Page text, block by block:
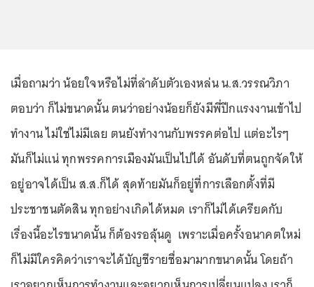
เมื่อถามว่า น้อยใจหรือไม่ที่ลำดับตัวเองหล่น น.ส.วรรณวิภา
ตอบว่า ก็ไม่ขนาดนั้น ตนว่าอย่างน้อยก็ยังมีพี่ปีกแรงงานเข้าไป
ทำงาน ไม่ใช่ไม่มีเลย ตนยังทำงานกับพรรคต่อไป แต่อะไรๆ
มันก็ไม่แน่ ทุกพรรคการเมืองมันเป็นไปได้ อันดับที่ตนถูกจัดให้
อยู่อาจได้เป็น ส.ส.ก็ได้ สุดท้ายมันก็อยู่ที่การเลือกตั้งที่มี
ประชาชนตัดสิน ทุกอย่างเกิดได้หมด เราก็ไม่ได้เครียดกับ
เรื่องนี้อะไรขนาดนั้น ก็ต้องรอลุ้นดู เพราะเมื่อครั้งอนาคตใหม่
ก็ไม่มีใครคิดว่าเราจะได้บัญชีรายชื่อมามากขนาดนั้น โดยถ้า